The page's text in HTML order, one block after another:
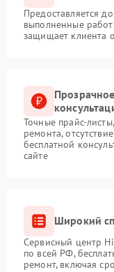
Предоставляется
выполненные
защищает клиента
Точные прайс-
ремонта,
бесплатной
сайте
Широкий
Сервисный центр
по всей РФ,
ремонт, включая